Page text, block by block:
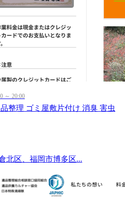
～ 20:00
整理 ゴミ屋敷片付け 消臭 害虫
北区、福岡市博多区...